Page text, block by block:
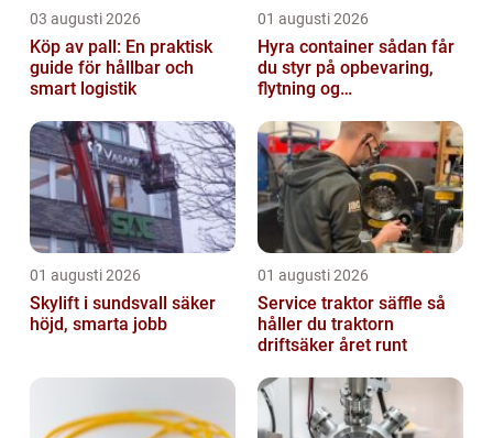
03 augusti 2026
Köp av pall: En praktisk
guide för hållbar och
smart logistik
01 augusti 2026
Hyra container sådan får
du styr på opbevaring,
flytning og
01 augusti 2026
Skylift i sundsvall säker
höjd, smarta jobb
01 augusti 2026
Service traktor säffle så
håller du traktorn
driftsäker året runt